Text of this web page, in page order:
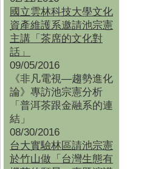
國立雲林科技大學文化
資產維護系邀請池宗憲
主講「茶席的文化對
話」
09/05/2016
《非凡電視—趨勢進化
論》專訪池宗憲分析
「普洱茶跟金融系的連
結」
08/30/2016
台大實驗林區請池宗憲
於竹山做「台灣生態有